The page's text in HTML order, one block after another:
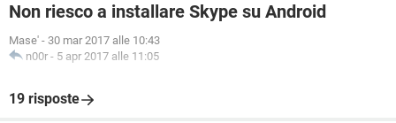
Non riesco a installare Skype su Android
Mase' - 30 mar 2017 alle 10:43
n00r - 5 apr 2017 alle 11:05
19 risposte